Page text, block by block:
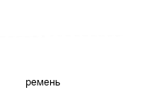
ремень